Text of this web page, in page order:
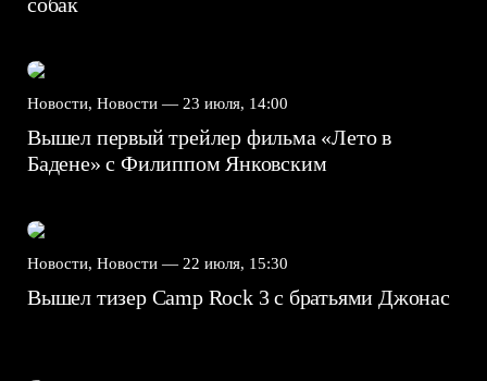
Новости, Новости — 23 июля, 14:00
Вышел первый трейлер фильма «Лето в
Бадене» с Филиппом Янковским
Новости, Новости — 22 июля, 15:30
Вышел тизер Camp Rock 3 с братьями Джонас